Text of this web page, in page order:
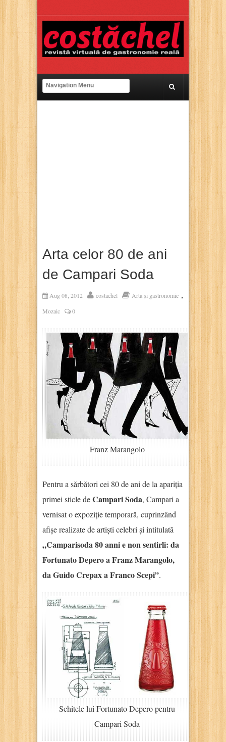
Arta celor 80 de ani
de Campari Soda
Aug 08, 2012 costachel Arta și gastronomie ,
Mozaic 0
Franz Marangolo
Pentru a sărbători cei 80 de ani de la apariția
primei sticle deCampari Soda, Campari a
vernisat o expoziție temporară, cuprinzând
afișe realizate de artiști celebri și intitulată
„Camparisoda 80 anni e non sentirli: da
Fortunato Depero a Franz Marangolo,
da Guido Crepax a Franco Scepi”.
Schitele lui Fortunato Depero pentru
Campari Soda